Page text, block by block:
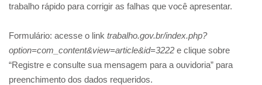
trabalho rápido para corrigir as falhas que você apresentar.
Formulário: acesse o link trabalho.gov.br/index.php?
option=com_content&view=article&id=3222 e clique sobre
“Registre e consulte sua mensagem para a ouvidoria” para
preenchimento dos dados requeridos.